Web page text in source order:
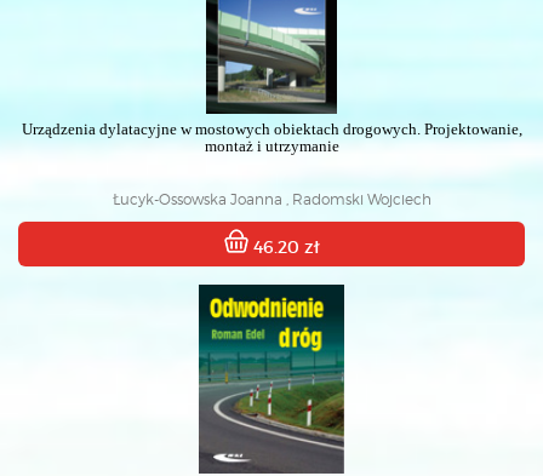
Urządzenia dylatacyjne w mostowych obiektach drogowych. Projektowanie,
montaż i utrzymanie
Łucyk-Ossowska Joanna , Radomski Wojciech
46.20 zł